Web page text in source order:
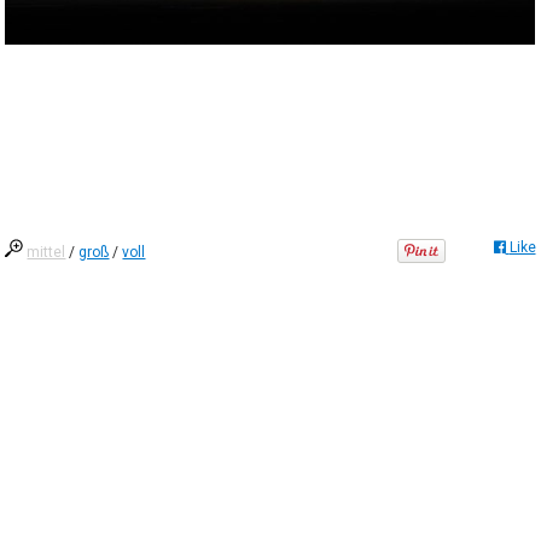
mittel /groß /voll Like